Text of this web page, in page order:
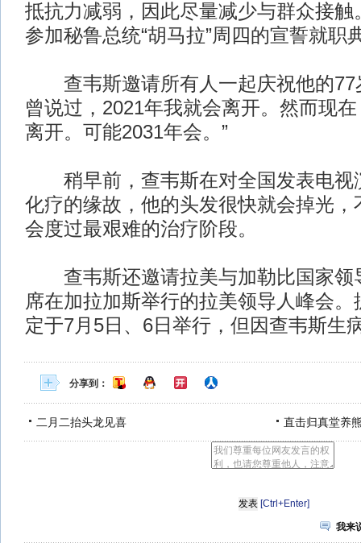
抵抗力减弱，因此尽量减少与群众接触
参加秘鲁总统“胡马拉”周四的宣誓就职
查韦斯邀请所有人一起庆祝他的77
曾说过，2021年我就会离开。然而现
离开。可能2031年会。”
稍早前，查韦斯在对全国发表电视
化疗的缘故，他的头发很快就会掉光，
会度过最艰难的治疗阶段。
查韦斯还邀请拉美与加勒比国家领
席在加拉加斯举行的拉美领导人峰会
定于7月5日、6日举行，但因查韦斯生
分享到：
二月二抬头龙见喜 直击归真堂养
[Ctrl+Enter]
我来